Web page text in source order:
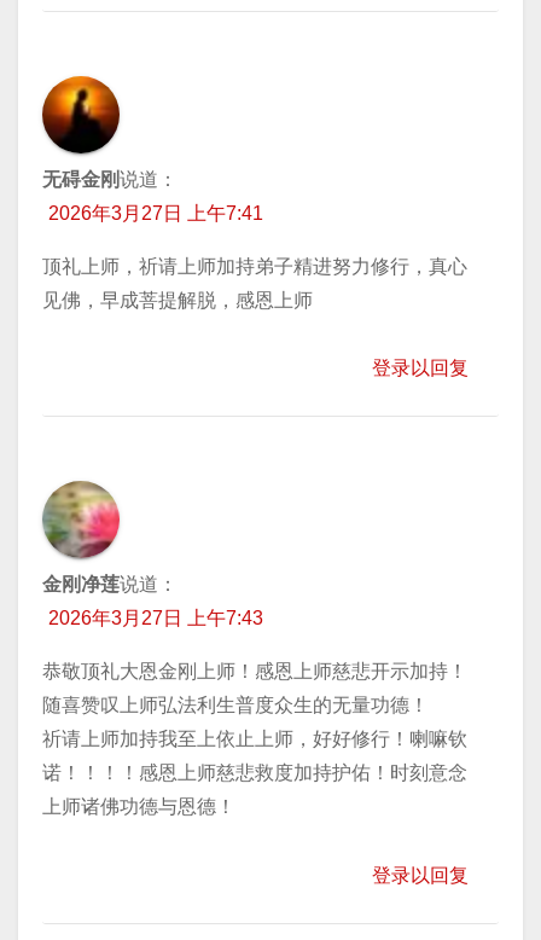
无碍金刚说道：
2026年3月27日 上午7:41
顶礼上师，祈请上师加持弟子精进努力修行，真心
见佛，早成菩提解脱，感恩上师
登录以回复
金刚净莲说道：
2026年3月27日 上午7:43
恭敬顶礼大恩金刚上师！感恩上师慈悲开示加持！
随喜赞叹上师弘法利生普度众生的无量功德！
祈请上师加持我至上依止上师，好好修行！喇嘛钦
诺！！！！感恩上师慈悲救度加持护佑！时刻意念
上师诸佛功德与恩德！
登录以回复